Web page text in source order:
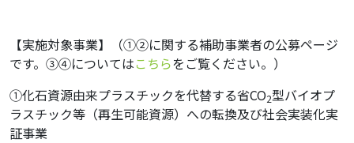
【実施対象事業】（①②に関する補助事業者の公募ページ
です。③④についてはこちらをご覧ください。）
①化石資源由来プラスチックを代替する省CO2型バイオプ
ラスチック等（再生可能資源）への転換及び社会実装化実
証事業